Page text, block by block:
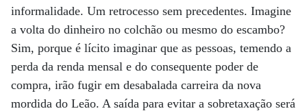
informalidade. Um retrocesso sem precedentes. Imagine
a volta do dinheiro no colchão ou mesmo do escambo?
Sim, porque é lícito imaginar que as pessoas, temendo a
perda da renda mensal e do consequente poder de
compra, irão fugir em desabalada carreira da nova
mordida do Leão. A saída para evitar a sobretaxação será